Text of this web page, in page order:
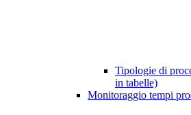
Tipologie di
in tabelle)
Monitoraggio tempi